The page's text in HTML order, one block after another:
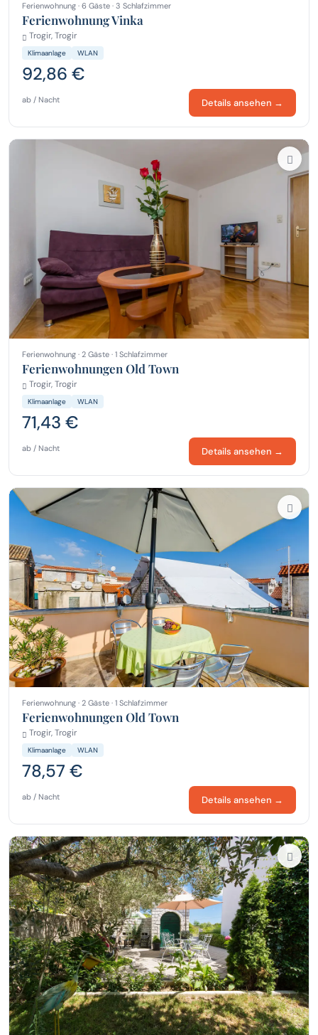
Ferienwohnung · 6 Gäste · 3 Schlafzimmer
Ferienwohnung Vinka
Trogir, Trogir
Klimaanlage WLAN
92,86 €
ab / Nacht Details ansehen →
Ferienwohnung · 2 Gäste · 1 Schlafzimmer
Ferienwohnungen Old Town
Trogir, Trogir
Klimaanlage WLAN
71,43 €
ab / Nacht Details ansehen →
Ferienwohnung · 2 Gäste · 1 Schlafzimmer
Ferienwohnungen Old Town
Trogir, Trogir
Klimaanlage WLAN
78,57 €
ab / Nacht Details ansehen →